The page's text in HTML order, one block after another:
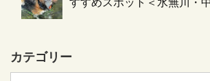
カテゴリー